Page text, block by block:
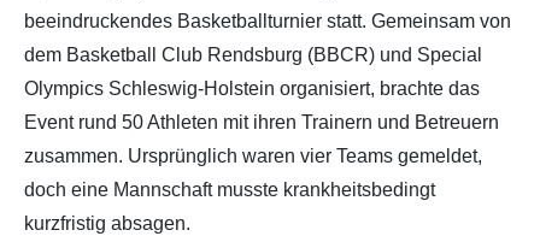
beeindruckendes Basketballturnier statt. Gemeinsam von
dem Basketball Club Rendsburg (BBCR) und Special
Olympics Schleswig-Holstein organisiert, brachte das
Event rund 50 Athleten mit ihren Trainern und Betreuern
zusammen. Ursprünglich waren vier Teams gemeldet,
doch eine Mannschaft musste krankheitsbedingt
kurzfristig absagen.